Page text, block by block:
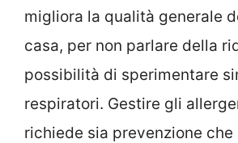
migliora la qualità generale
casa, per non parlare della
possibilità di sperimentare
respiratori. Gestire gli
richiede sia prevenzione che